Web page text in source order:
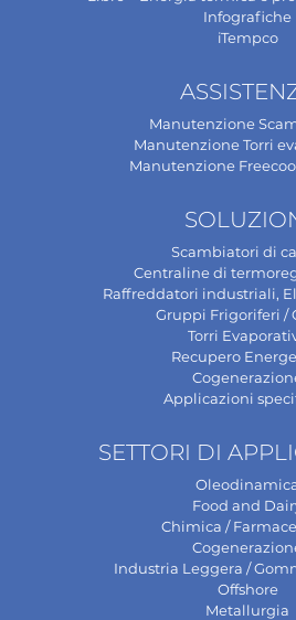
Infografiche
iTempco
Manutenzione
Manutenzione Torri
Manutenzione
Scambiatori di
Centraline di
Raffreddatori industriali,
Gruppi Frigoriferi /
Torri
Recupero
Applicazioni
SETTORI DI
Food and
Chimica /
Industria Leggera /
Offshore
Metallurgia